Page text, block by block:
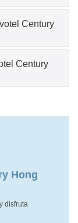
Century
Century
Hong
disfruta